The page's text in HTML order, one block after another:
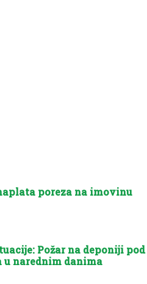
poreza na imovinu
Požar na deponiji pod
narednim danima